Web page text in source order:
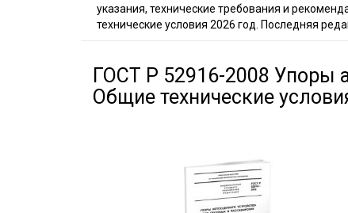
указания, технические требования и
технические условия 2026 год. Последняя
ГОСТ Р 52916-2008 Упоры
Общие технические